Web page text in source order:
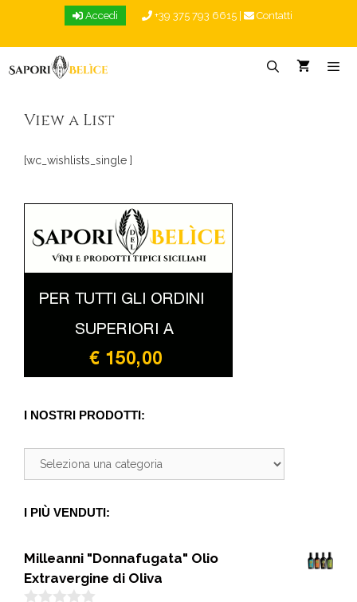
Accedi +39 375 793 6615 Contatti
View a List
[wc_wishlists_single ]
I NOSTRI PRODOTTI:
I PIÙ VENDUTI:
Milleanni "Donnafugata" Olio
Extravergine di Oliva